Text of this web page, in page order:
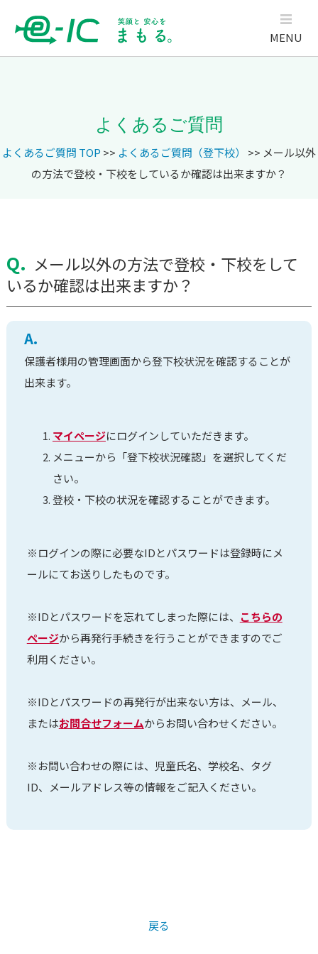
MENU
よくあるご質問
よくあるご質問 TOP >> よくあるご質問（登下校）
>> メール以外
の方法で登校・下校をしているか確認は出来ますか？
Q. メール以外の方法で登校・下校をして
いるか確認は出来ますか？
A.
保護者様用の管理画面から登下校状況を確認することが
出来ます。
マイページにログインしていただきます。
メニューから「登下校状況確認」を選択してくだ
さい。
登校・下校の状況を確認することができます。
※ログインの際に必要なIDとパスワードは登録時にメ
ールにてお送りしたものです。
※IDとパスワードを忘れてしまった際には、
こちらの
ページから再発行手続きを行うことができますのでご
利用ください。
※IDとパスワードの再発行が出来ない方は、メール、
またはお問合せフォームからお問い合わせください。
※お問い合わせの際には、児童氏名、学校名、タグ
ID、メールアドレス等の情報をご記入ください。
戻る